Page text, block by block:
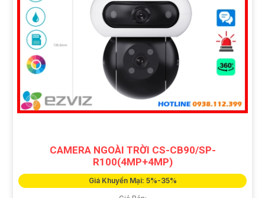
CAMERA NGOÀI TRỜI CS-CB90/SP-
R100(4MP+4MP)
Giá Khuyến Mại: 5%-35%